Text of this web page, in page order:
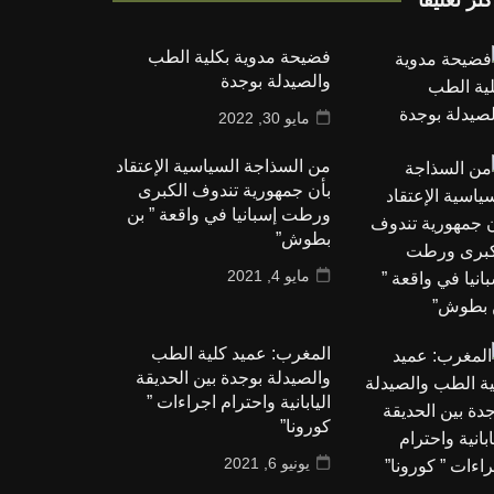
فضيحة مدوية بكلية الطب
والصيدلة بوجدة
مايو 30, 2022
من السذاجة السياسية الإعتقاد
بأن جمهورية تندوف الكبرى
ورطت إسبانيا في واقعة ” بن
بطوش”
مايو 4, 2021
المغرب: عميد كلية الطب
والصيدلة بوجدة بين الحديقة
اليابانية واحترام اجراءات ”
كورونا”
يونيو 6, 2021